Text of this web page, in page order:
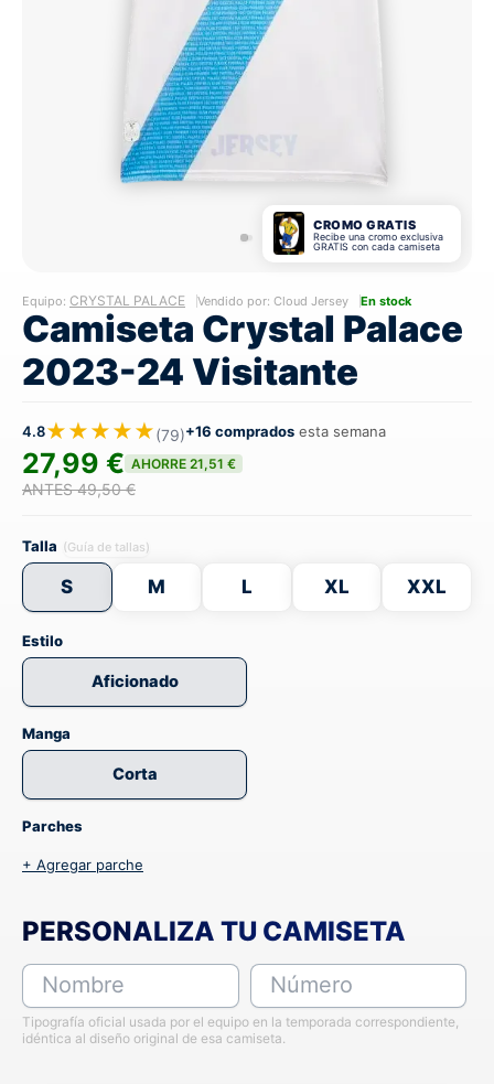
CROMO GRATIS
Recibe una cromo exclusiva
GRATIS con cada camiseta
Equipo: CRYSTAL PALACE Vendido por: Cloud Jersey En stock
Camiseta Crystal Palace
2023-24 Visitante
4.8★★★★★(79)+16 comprados esta semana
27,99 € AHORRE 21,51 €
ANTES 49,50 €
Talla (Guía de tallas)
S M L XL XXL
Estilo
Aficionado
Manga
Corta
Parches
+ Agregar parche
PERSONALIZA TU CAMISETA
Nombre Número
Tipografía oficial usada por el equipo en la temporada correspondiente,
idéntica al diseño original de esa camiseta.